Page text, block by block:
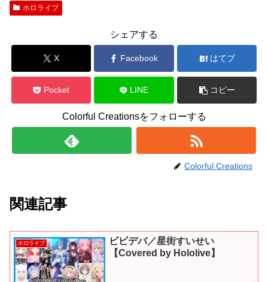
ホロライブ
シェアする
X Facebook はてブ
Pocket LINE コピー
Colorful Creationsをフォローする
Colorful Creations
関連記事
ホロライブ
ビビデバ／星街すいせい
【Covered by Hololive】